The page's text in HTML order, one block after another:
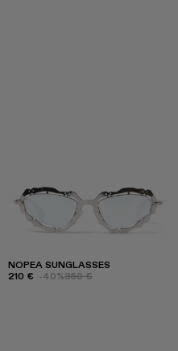
NOPEA SUNGLASSES
210 € -40%350 €